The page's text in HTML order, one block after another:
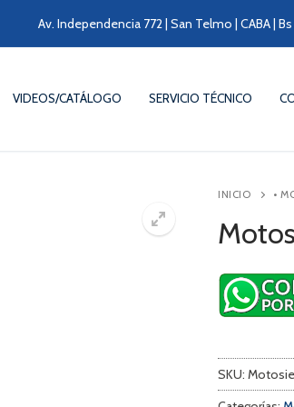
Av. Independencia 772 | San Telmo | CABA |
VIDEOS/CATÁLOGO SERVICIO TÉCNICO
INICIO •
SKU: